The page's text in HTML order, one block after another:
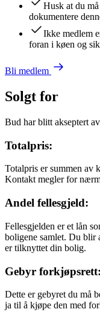
Husk at du
dokumentere
Ikke medlem
foran i køen og
Bli medlem
Solgt for
Bud har blitt akseptert
Totalpris:
Totalpris er summen av
Kontakt megler for
Andel fellesgjeld:
Fellesgjelden er et lån
boligene samlet. Du blir
er tilknyttet din bolig.
Gebyr forkjøpsrett:
Dette er gebyret du må
ja til å kjøpe den med